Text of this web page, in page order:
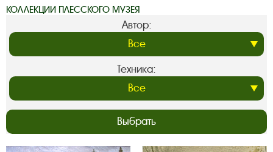
КОЛЛЕКЦИИ ПЛЕССКОГО МУЗЕЯ
Автор:
Техника:
Выбрать